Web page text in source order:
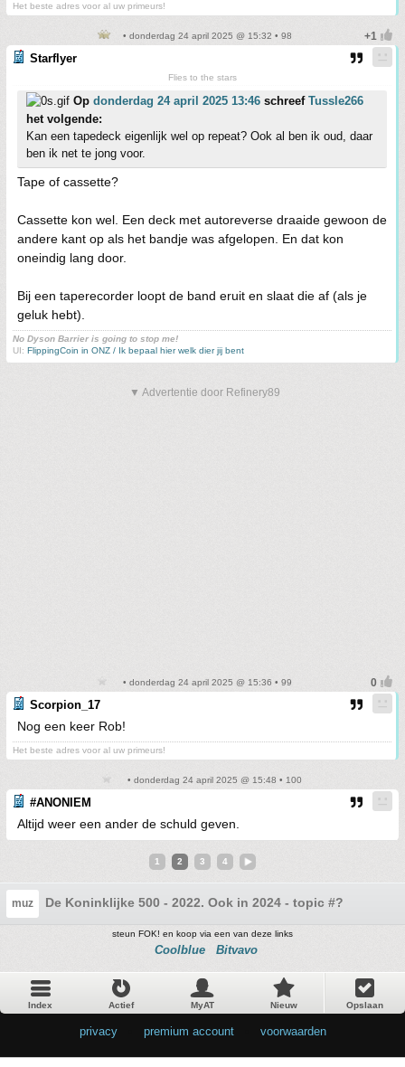
Het beste adres voor al uw primeurs!
• donderdag 24 april 2025 @ 15:32 • 98
Starflyer
Flies to the stars
Op donderdag 24 april 2025 13:46 schreef Tussle266
het volgende:
Kan een tapedeck eigenlijk wel op repeat? Ook al ben ik oud, daar
ben ik net te jong voor.
Tape of cassette?
Cassette kon wel. Een deck met autoreverse draaide gewoon de
andere kant op als het bandje was afgelopen. En dat kon
oneindig lang door.
Bij een taperecorder loopt de band eruit en slaat die af (als je
geluk hebt).
No Dyson Barrier is going to stop me!
UI: FlippingCoin in ONZ / Ik bepaal hier welk dier jij bent
▼ Advertentie door Refinery89
• donderdag 24 april 2025 @ 15:36 • 99
Scorpion_17
Nog een keer Rob!
Het beste adres voor al uw primeurs!
• donderdag 24 april 2025 @ 15:48 • 100
#ANONIEM
Altijd weer een ander de schuld geven.
1 2 3 4
muz De Koninklijke 500 - 2022. Ook in 2024 - topic #?
steun FOK! en koop via een van deze links
Coolblue Bitvavo
Index Actief MyAT Nieuw Opslaan
privacy premium account voorwaarden